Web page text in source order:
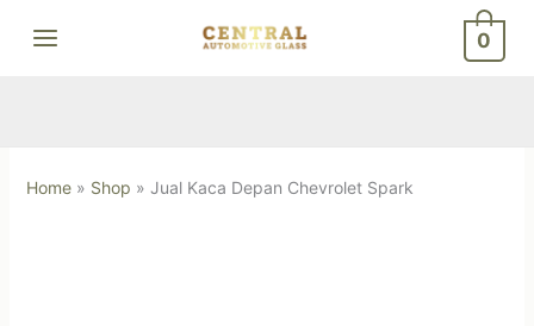
0
Home» Shop » Jual Kaca Depan Chevrolet Spark